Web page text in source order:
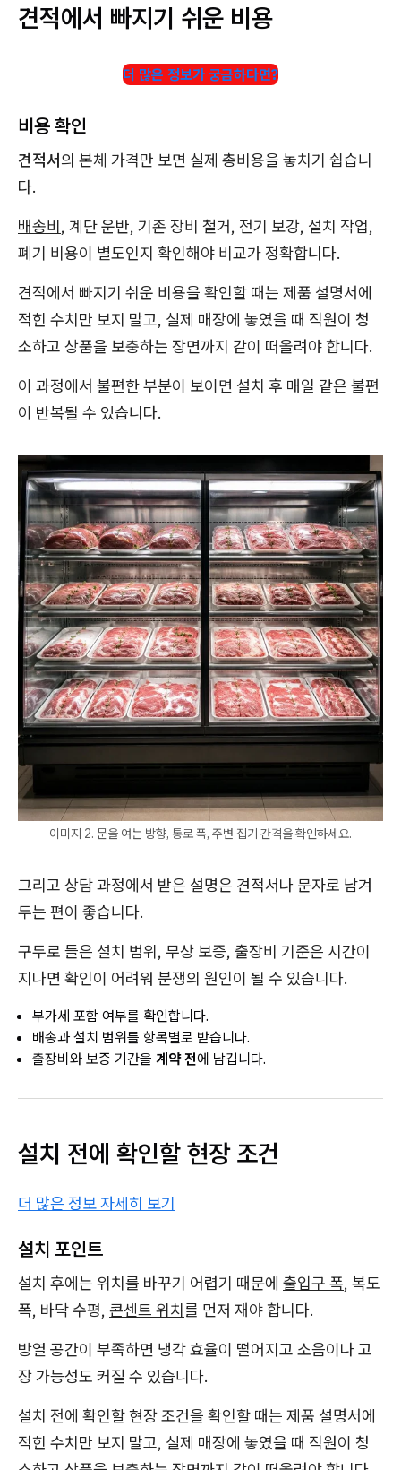
견적에서 빠지기 쉬운 비용
더 많은 정보가 궁금하다면?
비용 확인
견적서의 본체 가격만 보면 실제 총비용을 놓치기 쉽습니
다.
배송비, 계단 운반, 기존 장비 철거, 전기 보강, 설치 작업,
폐기 비용이 별도인지 확인해야 비교가 정확합니다.
견적에서 빠지기 쉬운 비용을 확인할 때는 제품 설명서에
적힌 수치만 보지 말고, 실제 매장에 놓였을 때 직원이 청
소하고 상품을 보충하는 장면까지 같이 떠올려야 합니다.
이 과정에서 불편한 부분이 보이면 설치 후 매일 같은 불편
이 반복될 수 있습니다.
이미지 2. 문을 여는 방향, 통로 폭, 주변 집기 간격을 확인하세요.
그리고 상담 과정에서 받은 설명은 견적서나 문자로 남겨
두는 편이 좋습니다.
구두로 들은 설치 범위, 무상 보증, 출장비 기준은 시간이
지나면 확인이 어려워 분쟁의 원인이 될 수 있습니다.
부가세 포함 여부를 확인합니다.
배송과 설치 범위를 항목별로 받습니다.
출장비와 보증 기간을 계약 전에 남깁니다.
설치 전에 확인할 현장 조건
더 많은 정보 자세히 보기
설치 포인트
설치 후에는 위치를 바꾸기 어렵기 때문에 출입구 폭, 복도
폭, 바닥 수평, 콘센트 위치를 먼저 재야 합니다.
방열 공간이 부족하면 냉각 효율이 떨어지고 소음이나 고
장 가능성도 커질 수 있습니다.
설치 전에 확인할 현장 조건을 확인할 때는 제품 설명서에
적힌 수치만 보지 말고, 실제 매장에 놓였을 때 직원이 청